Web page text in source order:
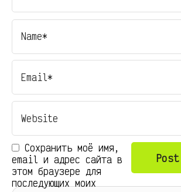
Сохранить моё имя,
email и адрес сайта в
этом браузере для
последующих моих